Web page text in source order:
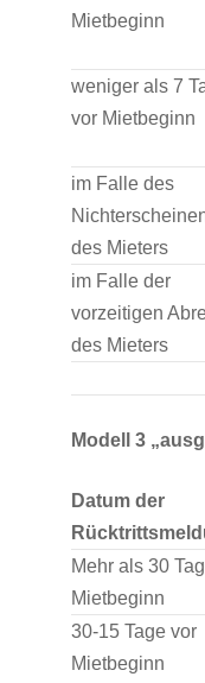
Mietbeginn
weniger als 7
vor Mietbeginn
im Falle des
des Mieters
im Falle der
vorzeitigen
des Mieters
Modell 3
Datum der
Mehr als 30
Mietbeginn
30-15 Tage vor
Mietbeginn